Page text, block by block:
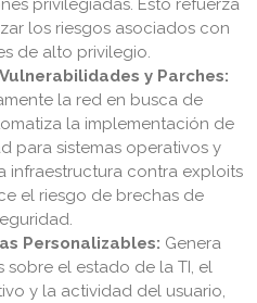
privilegiadas. Esto refuerza
los riesgos asociados con
de alto privilegio.
y Parches:
la red en busca de
la implementación de
para sistemas operativos y
infraestructura contra exploits
el riesgo de brechas de
Personalizables: Genera
el estado de la TI, el
y la actividad del usuario,